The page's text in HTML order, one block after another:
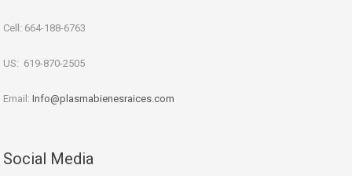
Cell: 664-188-6763
US: 619-870-2505
Email: Info@plasmabienesraices.com
Social Media